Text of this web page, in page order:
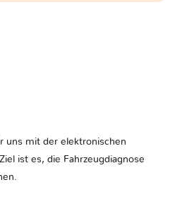
uns mit der elektronischen
ist es, die Fahrzeugdiagnose